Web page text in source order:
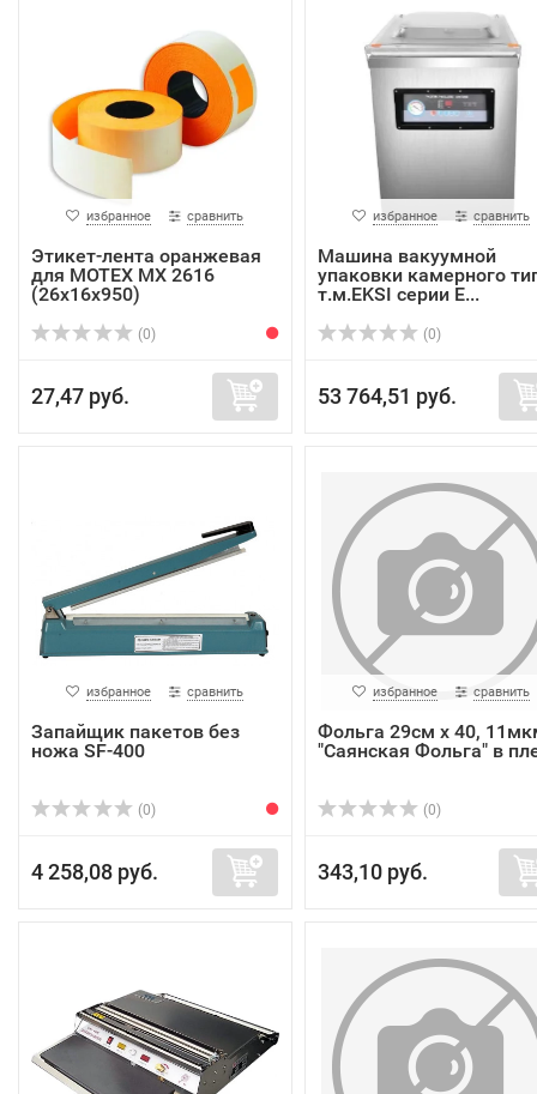
избранное сравнить
Этикет-лента оранжевая
для MOTEX МХ 2616
(26х16х950)
(0)
27,47 руб.
избранное сравнить
Машина вакуумной
упаковки камерного
т.м.EKSI серии E...
(0)
53 764,51 руб.
избранное сравнить
Запайщик пакетов без
ножа SF-400
(0)
4 258,08 руб.
избранное сравнить
Фольга 29см х 40,
"Саянская Фольга" в
(0)
343,10 руб.